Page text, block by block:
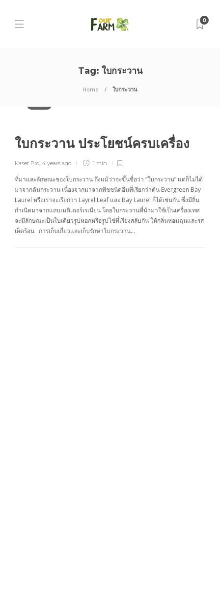
0
Tag: ใบกระวาน
Home ใบกระวาน
ใบกระวาน ประโยชน์ครบเครื่อง
Kaset Pro, 4 years ago 1 min
ที่มาและลักษณะของใบกระวาน ถึงแม้ว่าจะขึ้นชื่อว่า “ใบกระวาน” แต่ก็ไม่ได้
มาจากต้นกระวาน เนื่องจากมาจากพืชชนิดอื่นที่เรียกว่าต้น Evergreen Bay
Laurel หรือเราจะเรียกว่า Layrel Leaf และ Bay Laurel ก็ได้เช่นกัน ซึ่งมีถิ่น
กำเนิดมาจากแถบเมดิเตอร์เรเนียน โดยใบกระวานที่นำมาใช้เป็นเครื่องเทศ
จะมีลักษณะเป็นใบเดี่ยวรูปหอกหรือรูปไข่ที่เรียงสลับกัน ให้กลิ่นหอมฉุนและรส
เผ็ดร้อน การเก็บเกี่ยวและเก็บรักษาใบกระวาน…